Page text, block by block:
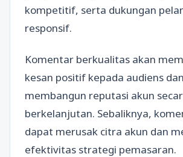
kompetitif, serta dukungan
responsif.
Komentar berkualitas akan
kesan positif kepada audiens
membangun reputasi akun
berkelanjutan. Sebaliknya,
dapat merusak citra akun dan
efektivitas strategi pemasaran.